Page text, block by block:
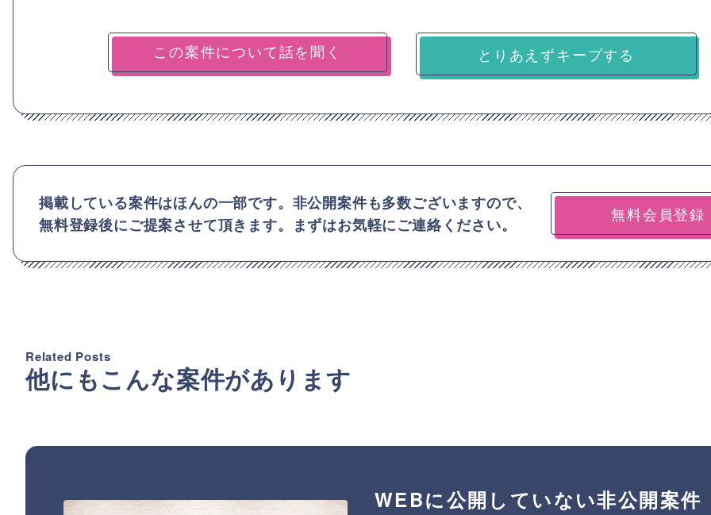
とりあえずキープする
掲載している案件はほんの一部です。非公開案件も多数ございますので、
無料登録後にご提案させて頂きます。まずはお気軽にご連絡ください。
無料会員登録
Related Posts
他にもこんな案件があります
WEBに公開していない非公開案件